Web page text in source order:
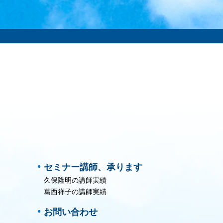
セミナー講師、承ります
久保隆明の講師実績
葛西祥子の講師実績
お問い合わせ